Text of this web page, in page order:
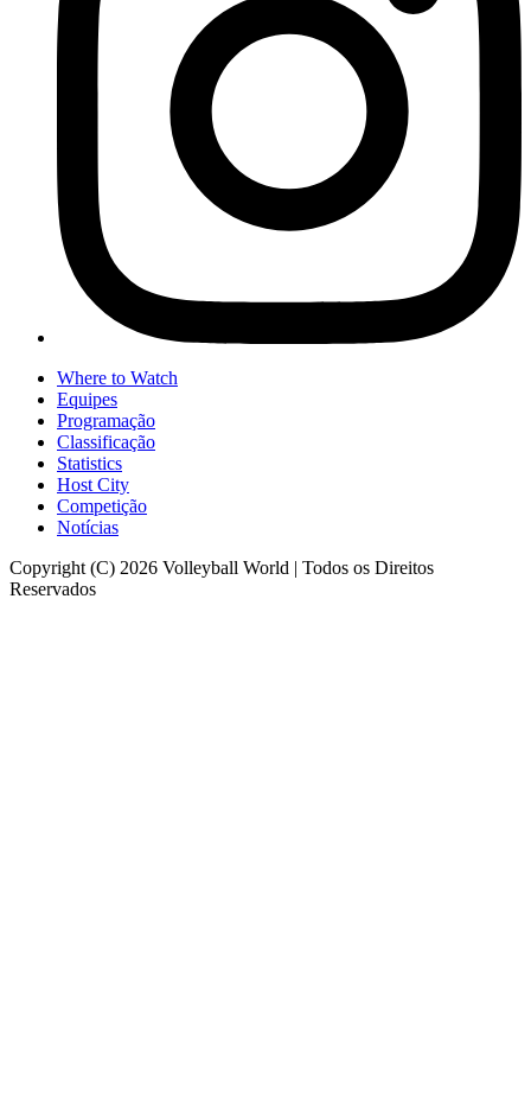
Where to Watch
Equipes
Programação
Classificação
Statistics
Host City
Competição
Notícias
Copyright (C) 2026 Volleyball World | Todos os Direitos
Reservados